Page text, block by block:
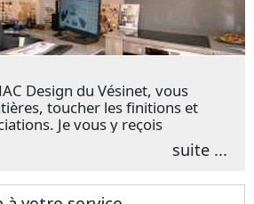
Design du Vésinet, vous
toucher les finitions et
Je vous y reçois
parler de votre projet et
idées en choix plussuite ...